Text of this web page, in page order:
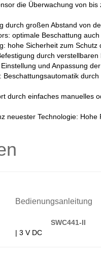
die Überwachung von
durch großen Abstand von
optimale Beschattung
hohe Sicherheit zum Schutz
durch verstellbaren
und Anpassung
durch einfaches manuelles
neuester Technologie:
Bedienungsanleitung
SWC441-II
| 3 V DC